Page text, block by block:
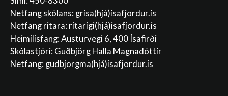
Netfang skólans: grisa(hjá)isafjordur.is
Netfang ritara: ritarigi(hjá)isafjordur.is
Heimilisfang: Austurvegi 6, 400 Ísafirði
Skólastjóri: Guðbjörg Halla Magnadóttir
Netfang: gudbjorgma(hjá)isafjordur.is